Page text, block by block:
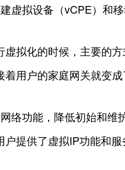
虚拟设备（vCPE）和移
虚拟化的时候，主要的
用户的家庭网关就变
络功能，降低初始和
提供了虚拟IP功能和